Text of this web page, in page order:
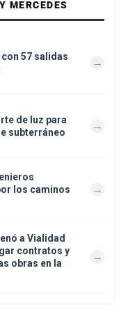
MERCEDES
57 salidas
de luz para
subterráneo
los caminos
a Vialidad
contratos y
obras en la